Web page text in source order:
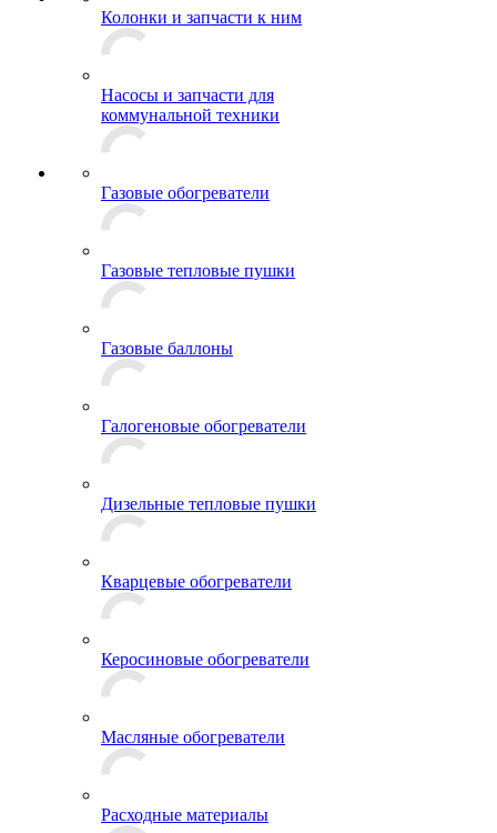
Колонки и запчасти к ним
Насосы и запчасти для
коммунальной техники
Газовые обогреватели
Газовые тепловые пушки
Газовые баллоны
Галогеновые обогреватели
Дизельные тепловые пушки
Кварцевые обогреватели
Керосиновые обогреватели
Масляные обогреватели
Расходные материалы